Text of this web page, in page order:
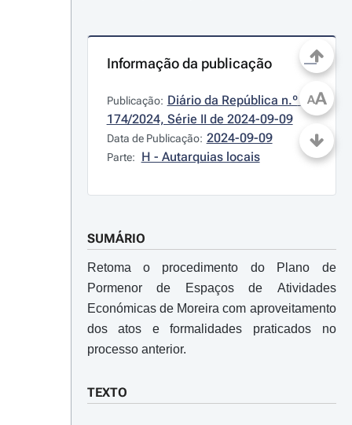
Informação da publicação
Publicação: Diário da República n.º
174/2024, Série II de 2024-09-09
Data de Publicação: 2024-09-09
Parte: H - Autarquias locais
SUMÁRIO
Retoma o procedimento do Plano de
Pormenor de Espaços de Atividades
Económicas de Moreira com aproveitamento
dos atos e formalidades praticados no
processo anterior.
TEXTO
AA